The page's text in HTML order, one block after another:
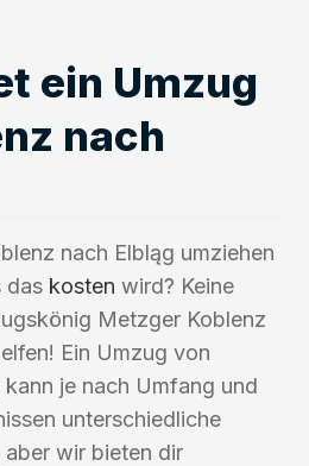
ein Umzug
nach
nach Elbląg umziehen
das kosten wird? Keine
Metzger Koblenz
Ein Umzug von
je nach Umfang und
unterschiedliche
aber wir bieten dir